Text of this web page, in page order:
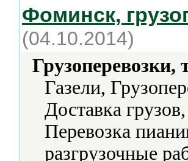
Фоминск,
(04.10.2014)
Газели,
Доставка
Перевозка
разгрузочные